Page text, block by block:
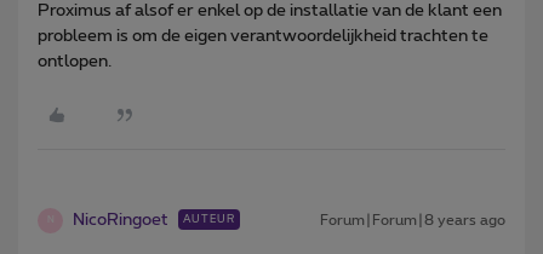
Proximus af alsof er enkel op de installatie van de klant een
probleem is om de eigen verantwoordelijkheid trachten te
ontlopen.
NicoRingoet AUTEUR Forum|Forum|8 years ago